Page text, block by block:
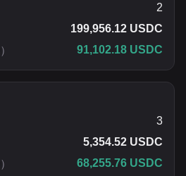
2
199,956.12 USDC
） 91,102.18 USDC
3
5,354.52 USDC
） 68,255.76 USDC